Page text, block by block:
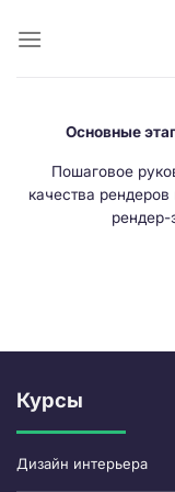
Основные
Пошаговое
качества
рендер-
Курсы
Дизайн интерьера